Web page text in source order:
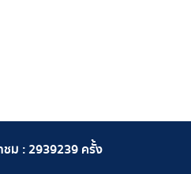
ชม :2939239 ครั้ง